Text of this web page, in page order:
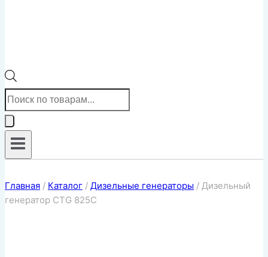
Поиск
товаров
Главная / Каталог / Дизельные генераторы / Дизельный
генератор CTG 825C